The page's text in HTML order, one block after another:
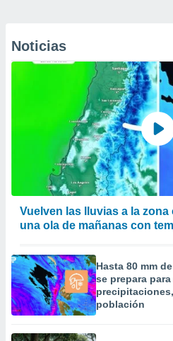
Noticias
Vuelven las lluvias a la
una ola de mañanas con
Hasta 80 mm
se prepara
población